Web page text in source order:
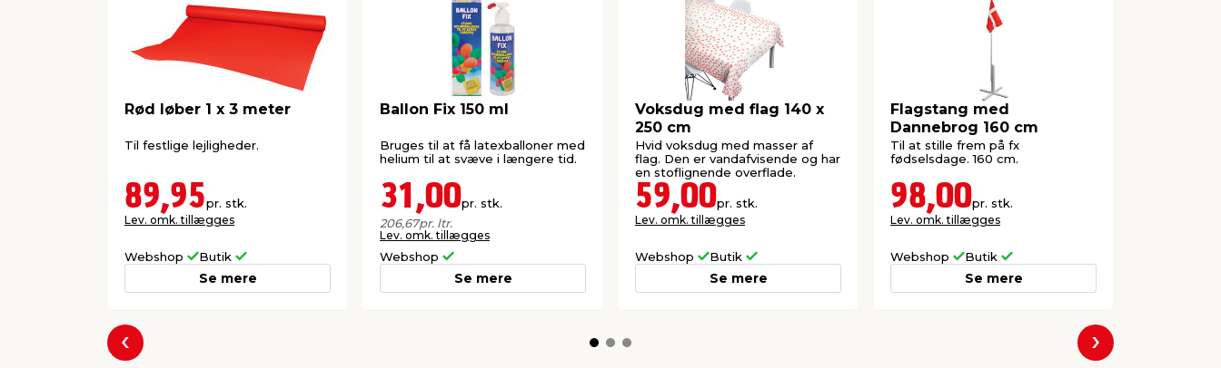
Rød løber 1 x 3 meter
Til festlige lejligheder.
89,95pr. stk.
Lev. omk. tillægges
Webshop Butik
Se mere
Ballon Fix 150 ml
Bruges til at få latexballoner med
helium til at svæve i længere tid.
31,00pr. stk.
206,67pr. ltr.
Lev. omk. tillægges
Webshop
Se mere
Voksdug med flag 140 x
250 cm
Hvid voksdug med masser af
flag. Den er vandafvisende og har
en stoflignende overflade.
59,00pr. stk.
Lev. omk. tillægges
Webshop Butik
Se mere
Flagstang med
Dannebrog 160 cm
Til at stille frem på fx
fødselsdage. 160 cm.
98,00pr. stk.
Lev. omk. tillægges
Webshop Butik
Se mere
Forrige Næste